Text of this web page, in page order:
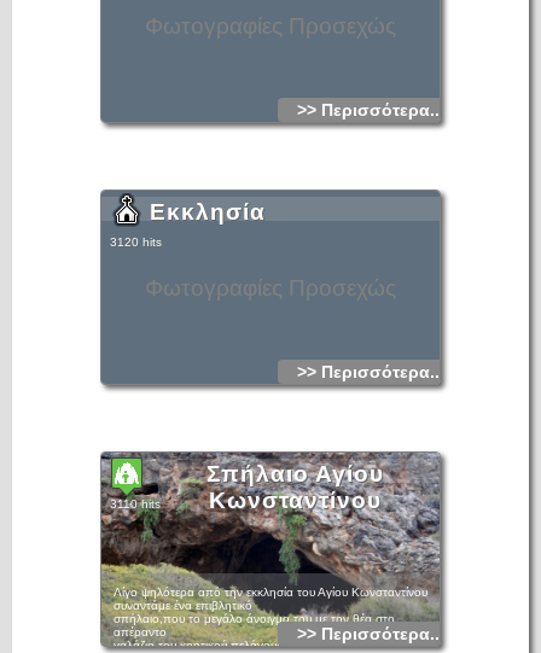
Φωτογραφίες Προσεχώς
>> Περισσότερα...
Φωτογραφίες Προσεχώς
Εκκλησία
3120 hits
>> Περισσότερα...
Σπήλαιο Αγίου
Κωνσταντίνου
3110 hits
Λίγο ψηλότερα από την εκκλησία του Αγίου Κωνσταντίνου
συναντάμε ένα επιβλητικό
σπήλαιο,που το μεγάλο άνοιγμα του με την θέα στο
απέραντο
γαλάζιο του κρητικού πελάγους οδηγεί σε μια και μοναδική
>> Περισσότερα...